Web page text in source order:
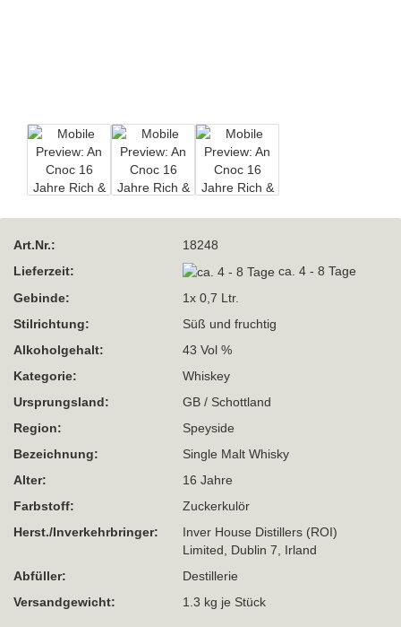
Art.Nr.:
18248
Lieferzeit:
ca. 4 - 8 Tage
Gebinde:
1x 0,7 Ltr.
Stilrichtung:
Süß und fruchtig
Alkoholgehalt:
43 Vol %
Kategorie:
Whiskey
Ursprungsland:
GB / Schottland
Region:
Speyside
Bezeichnung:
Single Malt Whisky
Alter:
16 Jahre
Farbstoff:
Zuckerkulör
Herst./Inverkehrbringer:
Inver House Distillers (ROI)
Limited, Dublin 7, Irland
Abfüller:
Destillerie
Versandgewicht:
1.3 kg je Stück